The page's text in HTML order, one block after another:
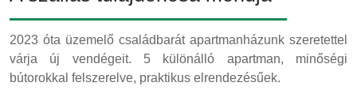
2023 óta üzemelő családbarát apartmanházunk szeretettel
várja új vendégeit. 5 különálló apartman, minőségi
bútorokkal felszerelve, praktikus elrendezésűek.